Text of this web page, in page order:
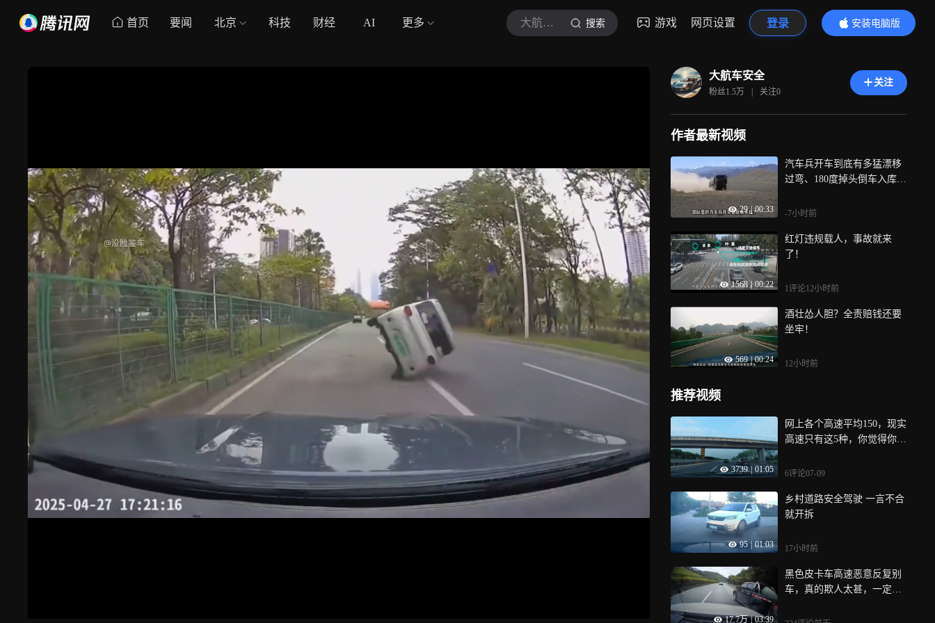
首页 要闻 北京 科技 财经 AI 更多 大航车安全 搜索 游戏 网页设置 登录
安装电脑版
内容更精彩
大航车安全
粉丝1.5万 | 关注0
关注
作者最新视频
29 | 00:33
汽车兵开车到底有多猛漂移
过弯、180度掉头倒车入库，
-7小时前
1568 | 00:22
红灯违规载人，事故就来
了！
1评论12小时前
569 | 00:24
酒壮怂人胆？全责赔钱还要
坐牢！
12小时前
推荐视频
3739 01:05
网上各个高速平均150，现实
高速只有这5种，你觉得你属
6评论07-09
95 | 01:03
乡村道路安全驾驶 一言不合
就开拆
17小时前
17.7万 | 03:39
黑色皮卡车高速恶意反复别
车，真的欺人太甚，一定会